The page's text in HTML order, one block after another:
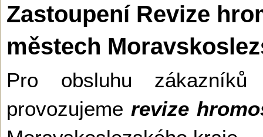
Zastoupení Revize
městech
Pro obsluhu
provozujeme revize